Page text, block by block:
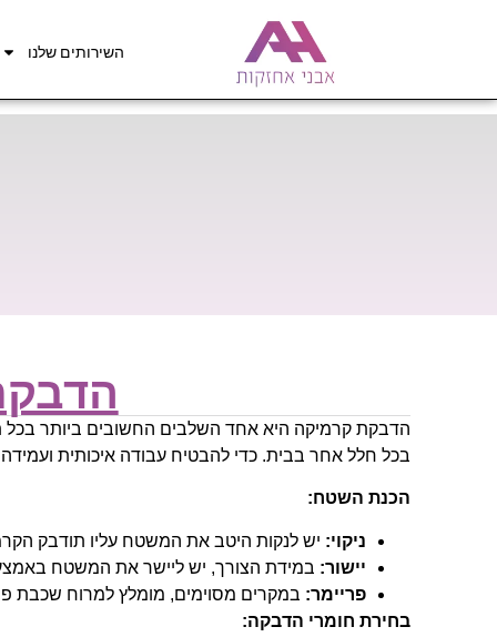
השירותים שלנו
הדבקת קרמיקה היא אחד השלבים החשובים ביותר בכל
בכל חלל אחר בבית. כדי להבטיח עבודה איכותית
הכנת השטח:
ניקוי: יש לנקות היטב את המשטח עליו תודבק
יישור: במידת הצורך, יש ליישר את המשטח
פריימר: במקרים מסוימים, מומלץ למרוח
בחירת חומרי הדבקה: